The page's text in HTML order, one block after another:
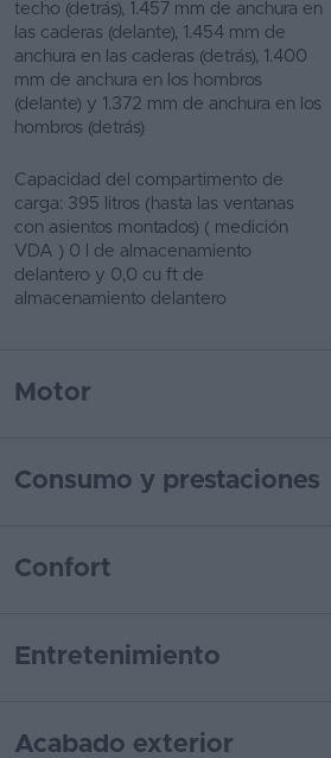
techo (detrás), 1.457 mm de anchura en
las caderas (delante), 1.454 mm de
anchura en las caderas (detrás), 1.400
mm de anchura en los hombros
(delante) y 1.372 mm de anchura en los
hombros (detrás)
Capacidad del compartimento de
carga: 395 litros (hasta las ventanas
con asientos montados) ( medición
VDA ) 0 l de almacenamiento
delantero y 0,0 cu ft de
almacenamiento delantero
Motor
Consumo y prestaciones
Confort
Entretenimiento
Acabado exterior